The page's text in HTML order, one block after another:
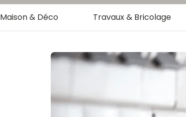
Maison & Déco Travaux & Bricolage